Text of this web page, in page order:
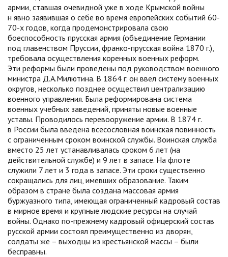
армии, ставшая очевидной уже в ходе Крымской войны
н явно заявившая о себе во время европейских событий 60-
70-х годов, когда продемонстрировала свою
боеспособность прусская армия (объединение Германии
под главенством Пруссии, франко-прусская война 1870 г.),
требовала осуществления коренных военных реформ.
Эти реформы были проведены под руководством военного
министра Д.А.Милютина. В 1864 г. он ввел систему военных
округов, несколько позднее осуществил централизацию
военного управления. Была реформирована система
военных учебных заведений, приняты новые военные
уставы. Проводилось перевооружение армии. В 1874 г.
в России была введена всесословная воинская повинность
с ограниченным сроком воинской службы. Воинская служба
вместо 25 лет устанавливалась сроком 6 лет (на
действительной службе) и 9 лет в запасе. На флоте
служили 7 лет и 3 года в запасе. Эти сроки существенно
сокращались для лиц, имевших образование. Таким
образом в стране была создана массовая армия
буржуазного типа, имеющая ограниченный кадровый состав
в мирное время и крупные людские ресурсы на случай
войны. Однако по-прежнему кадровый офицерский состав
русской армии состоял преимущественно из дворян,
солдаты же – выходцы из крестьянской массы – были
бесправны.